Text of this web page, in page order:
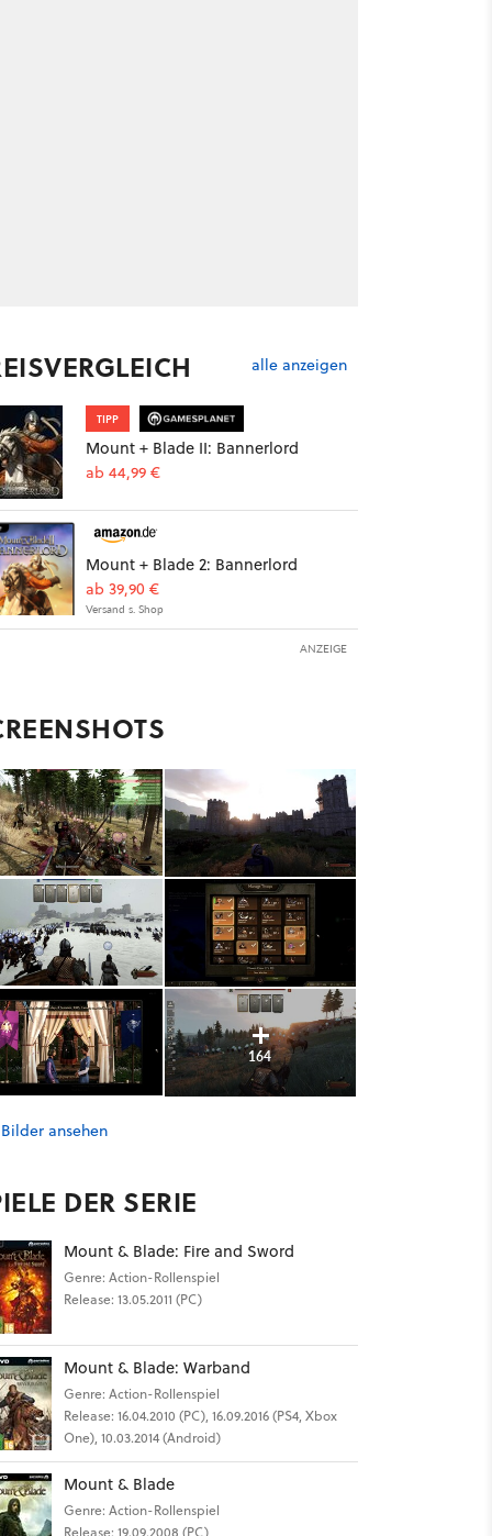
alle anzeigen
TIPP
Mount + Blade II: Bannerlord
ab 44,99 €
Mount + Blade 2: Bannerlord
ab 39,90 €
Versand s. Shop
ANZEIGE
164
ansehen
DER SERIE
Mount & Blade: Fire and Sword
Genre: Action-Rollenspiel
Release: 13.05.2011 (PC)
Mount & Blade: Warband
Genre: Action-Rollenspiel
Release: 16.04.2010 (PC), 16.09.2016 (PS4, Xbox
One), 10.03.2014 (Android)
Mount & Blade
Genre: Action-Rollenspiel
Release: 19.09.2008 (PC)